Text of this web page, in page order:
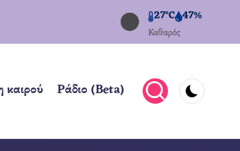
27°C 47%
Καθαρός
καιρού Ράδιο (Beta)